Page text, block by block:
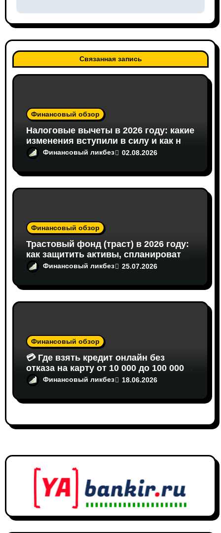
а
ц
и
я
п
и
м
Связанная запись
Финансовый обзор
Налоговые вычеты в 2026 году: какие
изменения вступили в силу и как на
этом сэкономить
Финансовый ликбез 02.08.2026
Финансовый обзор
Трастовый фонд (траст) в 2026 году:
как защитить активы, спланировать
наследство и что предлагает
российское право
Финансовый ликбез 25.07.2026
Финансовый обзор
💳 Где взять кредит онлайн без
отказа на карту от 10 000 до 100 000
рублей: Полный гид 2026
Финансовый ликбез 18.06.2026